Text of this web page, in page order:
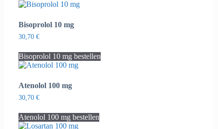
Bisoprolol 10 mg
30,70 €
Bisoprolol 10 mg bestellen
Atenolol 100 mg
30,70 €
Atenolol 100 mg bestellen